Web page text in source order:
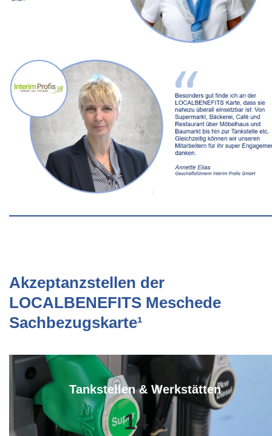
Akzeptanzstellen der
LOCALBENEFITS Meschede
Sachbezugskarte¹
Tankstellen & Werkstätten
14 x